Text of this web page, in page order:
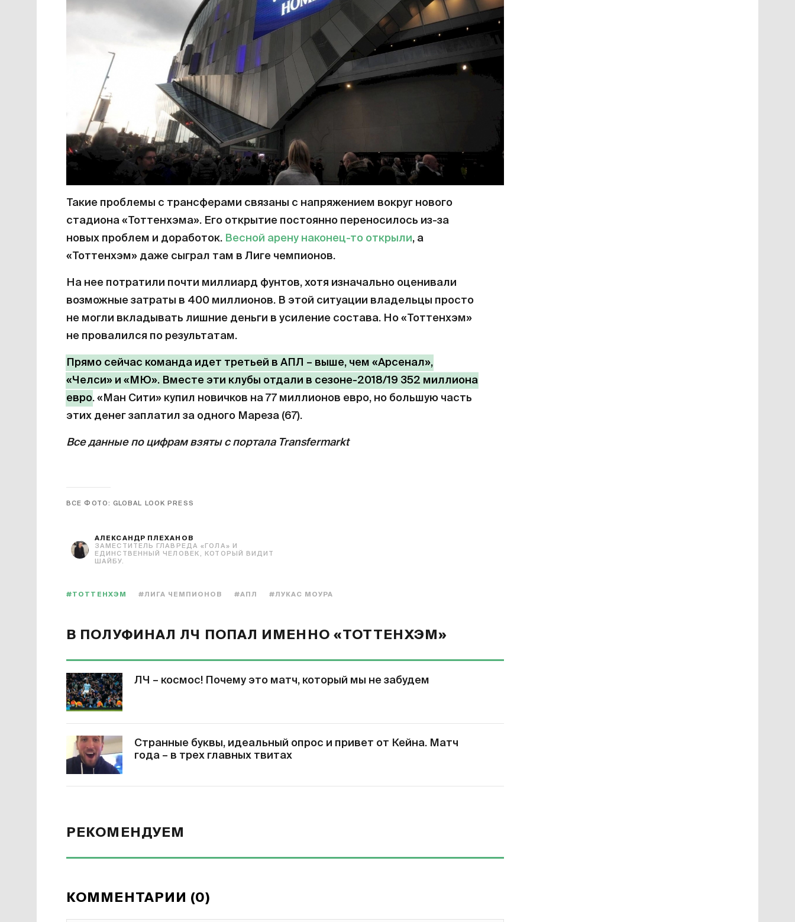
Такие проблемы с трансферами связаны с напряжением вокруг нового
стадиона «Тоттенхэма». Его открытие постоянно переносилось из-за
новых проблем и доработок. Весной арену наконец-то открыли, а
«Тоттенхэм» даже сыграл там в Лиге чемпионов.
На нее потратили почти миллиард фунтов, хотя изначально оценивали
возможные затраты в 400 миллионов. В этой ситуации владельцы просто
не могли вкладывать лишние деньги в усиление состава. Но «Тоттенхэм»
не провалился по результатам.
Прямо сейчас команда идет третьей в АПЛ – выше, чем «Арсенал»,
«Челси» и «МЮ». Вместе эти клубы отдали в сезоне-2018/19 352 миллиона
евро. «Ман Сити» купил новичков на 77 миллионов евро, но большую часть
этих денег заплатил за одного Мареза (67).
Все данные по цифрам взяты с портала Transfermarkt
ВСЕ ФОТО: GLOBAL LOOK PRESS
АЛЕКСАНДР ПЛЕХАНОВ
ЗАМЕСТИТЕЛЬ ГЛАВРЕДА «ГОЛА» И
ЕДИНСТВЕННЫЙ ЧЕЛОВЕК, КОТОРЫЙ ВИДИТ
ШАЙБУ.
#ТОТТЕНХЭМ #ЛИГА ЧЕМПИОНОВ #АПЛ #ЛУКАС МОУРА
В ПОЛУФИНАЛ ЛЧ ПОПАЛ ИМЕННО «ТОТТЕНХЭМ»
ЛЧ – космос! Почему это матч, который мы не забудем
Странные буквы, идеальный опрос и привет от Кейна. Матч
года – в трех главных твитах
РЕКОМЕНДУЕМ
КОММЕНТАРИИ (0)